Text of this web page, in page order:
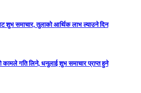
समाचार, तुलाकाे आर्थिक लाभ ल्याउने दिन
गति लिने, धनुलाई शुभ समाचार प्राप्त हुने